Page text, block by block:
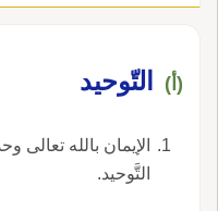
من سبع يعني اشْتدّ
المجدبة فشبه حاله
السبع التي أَرسل
(أ) التّوحيد
الإيمان بالله تعالى
التَّوحيد.